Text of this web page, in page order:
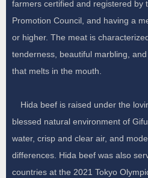
farmers certified and registered by
Promotion Council, and having a
or higher. The meat is
tenderness, beautiful marbling,
that melts in the mouth.
Hida beef is raised under the
blessed natural environment of
water, crisp and clear air, and
differences. Hida beef was also
countries at the 2021 Tokyo